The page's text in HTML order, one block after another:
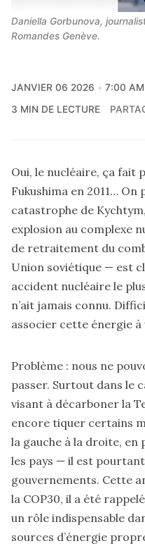
Daniella Gorbunova,
Romandes Genève.
JANVIER 06 2026
7:00 AM
3 MIN DE LECTURE
Oui, le nucléaire, ça fait
Fukushima en 2011…
catastrophe de
explosion au complexe
de retraitement du
Union soviétique — est
accident nucléaire le
n’ait jamais connu.
associer cette énergie
Problème : nous ne
passer. Surtout dans le
visant à décarboner la
encore tiquer certains
la gauche à la droite, en
les pays — il est
gouvernements. Cette
la COP30, il a été
un rôle indispensable
sources d’énergie